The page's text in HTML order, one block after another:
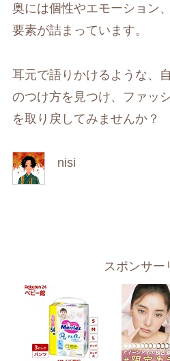
奥には個性やエモーション
要素が詰まっています。
耳元で語りかけるような、
のつけ方を見つけ、ファッ
を取り戻してみませんか？
nisi
スポンサー